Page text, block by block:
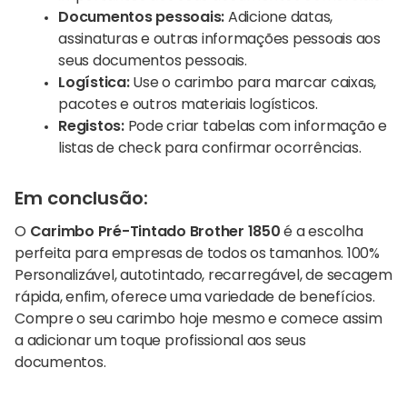
Documentos pessoais: Adicione datas,
assinaturas e outras informações pessoais aos
seus documentos pessoais.
Logística:Use o carimbo para marcar caixas,
pacotes e outros materiais logísticos.
Registos:Pode criar tabelas com informação e
listas de check para confirmar ocorrências.
Em conclusão:
O Carimbo Pré-Tintado Brother 1850 é a escolha
perfeita para empresas de todos os tamanhos. 100%
Personalizável, autotintado, recarregável, de secagem
rápida, enfim, oferece uma variedade de benefícios.
Compre o seu carimbo hoje mesmo e comece assim
a adicionar um toque profissional aos seus
documentos.